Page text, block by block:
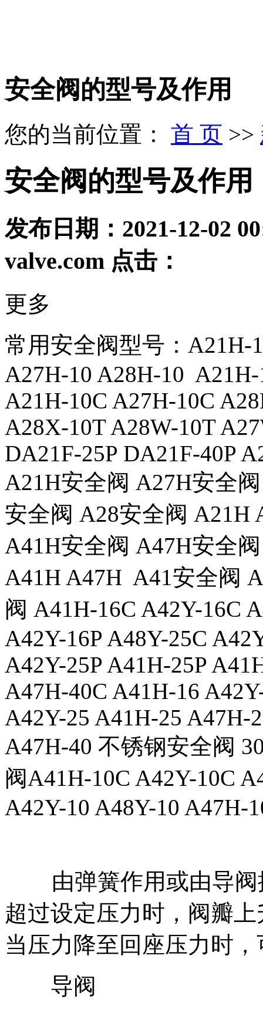
安全阀的型号及作用
您的当前位置： 首 页 >>
安全阀的型号及作用
发布日期： 2021-12-02
valve.com 点击：
更多
常用安全阀型号：A21H-
A27H-10 A28H-10
A21H-10C A27H-10C
A28X-10T A28W-10T
DA21F-25P DA21F-40P
A21H安全阀 A27H安全
安全阀 A28安全阀
A41H安全阀 A47H安全
A41H A47H A41安全阀
阀 A41H-16C A42Y-16C
A42Y-16P A48Y-25C
A42Y-25P A41H-25P
A47H-40C A41H-16
A42Y-25 A41H-25 A47H-
A47H-40 不锈钢安全阀
阀A41H-10C A42Y-10C
A42Y-10 A48Y-10 A47H-
由弹簧作用或由导阀
超过设定压力时，阀瓣
当压力降至回座压力时
导阀